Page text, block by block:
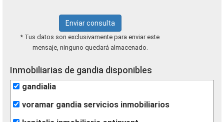
Enviar consulta
* Tus datos son exclusivamente para enviar este
mensaje, ninguno quedará almacenado.
Inmobiliarias de gandia disponibles
gandialia
voramar gandia servicios inmobiliarios